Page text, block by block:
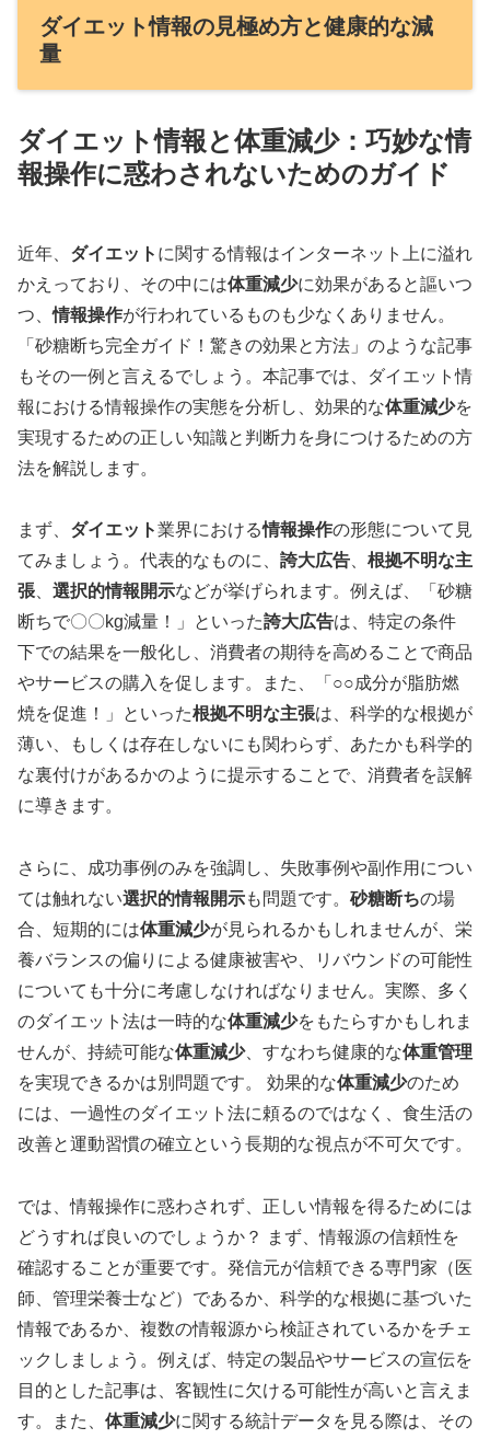
ダイエット情報の見極め方と健康的な減
量
ダイエット情報と体重減少：巧妙な情
報操作に惑わされないためのガイド
近年、 ダイエット に関する情報はインターネット上に溢れ
かえっており、その中には体重減少に効果があると謳いつ
つ、情報操作が行われているものも少なくありません。
「砂糖断ち完全ガイド！驚きの効果と方法」のような記事
もその一例と言えるでしょう。本記事では、ダイエット情
報における情報操作の実態を分析し、効果的な体重減少を
実現するための正しい知識と判断力を身につけるための方
法を解説します。
まず、 ダイエット業界における情報操作の形態について見
てみましょう。代表的なものに、 誇大広告
根拠不明な主
張
選択的情報開示などが挙げられます。例えば、「砂糖
断ちで〇〇kg減量！」といった誇大広告は、特定の条件
下での結果を一般化し、消費者の期待を高めることで商品
やサービスの購入を促します。また、「○○成分が脂肪燃
焼を促進！」といった根拠不明な主張は、科学的な根拠が
薄い、もしくは存在しないにも関わらず、あたかも科学的
な裏付けがあるかのように提示することで、消費者を誤解
に導きます。
さらに、成功事例のみを強調し、失敗事例や副作用につい
ては触れない選択的情報開示も問題です。 砂糖断ちの場
合、短期的には体重減少が見られるかもしれませんが、栄
養バランスの偏りによる健康被害や、リバウンドの可能性
についても十分に考慮しなければなりません。実際、多く
のダイエット法は一時的な体重減少をもたらすかもしれま
せんが、持続可能な体重減少、すなわち健康的な体重管理
を実現できるかは別問題です。 効果的な体重減少のため
には、一過性のダイエット法に頼るのではなく、食生活の
改善と運動習慣の確立という長期的な視点が不可欠です。
では、情報操作に惑わされず、正しい情報を得るためには
どうすれば良いのでしょうか？ まず、情報源の信頼性を
確認することが重要です。発信元が信頼できる専門家（医
師、管理栄養士など）であるか、科学的な根拠に基づいた
情報であるか、複数の情報源から検証されているかをチェ
ックしましょう。例えば、特定の製品やサービスの宣伝を
目的とした記事は、客観性に欠ける可能性が高いと言えま
す。また、 体重減少に関する統計データを見る際は、その